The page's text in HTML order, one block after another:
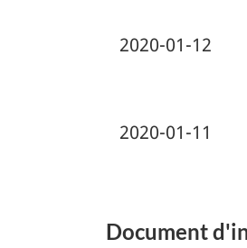
2020-01-12
2020-01-11
Document